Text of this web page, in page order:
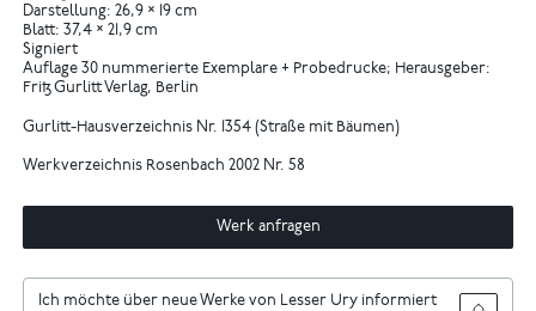
Darstellung: 26,9 × 19 cm
Blatt: 37,4 × 21,9 cm
Signiert
Auflage 30 nummerierte Exemplare + Probedrucke; Herausgeber:
Fritz Gurlitt Verlag, Berlin
Gurlitt-Hausverzeichnis Nr. 1354 (Straße mit Bäumen)
Werkverzeichnis Rosenbach 2002 Nr. 58
Werk anfragen
Ich möchte über neue Werke von Lesser Ury informiert